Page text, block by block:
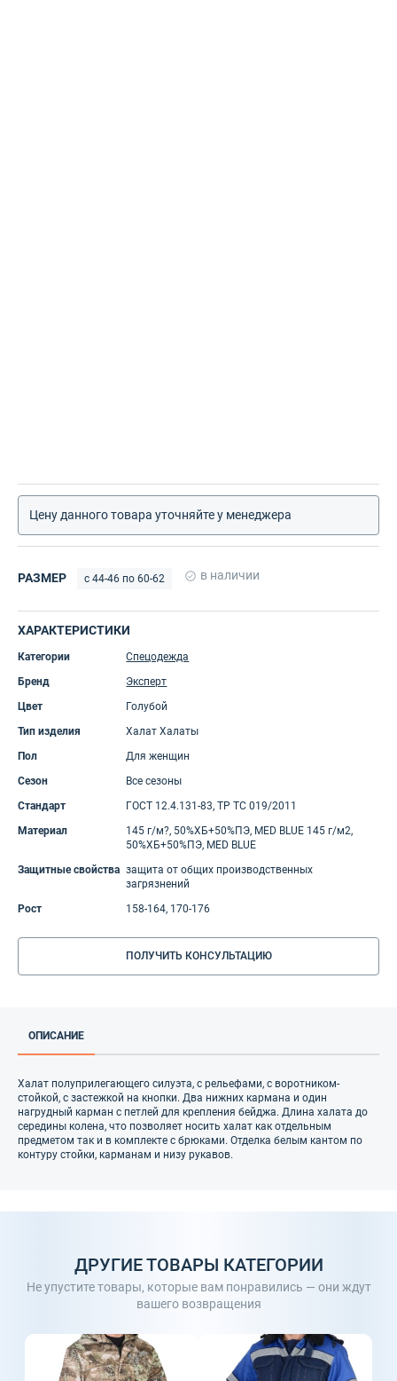
Цену данного товара уточняйте у менеджера
РАЗМЕР с 44-46 по 60-62 в наличии
ХАРАКТЕРИСТИКИ
Категории
Спецодежда
Бренд
Эксперт
Цвет
Голубой
Тип изделия
Халат Халаты
Пол
Для женщин
Сезон
Все сезоны
Стандарт
ГОСТ 12.4.131-83, ТР ТС 019/2011
Материал
145 г/м?, 50%ХБ+50%ПЭ, MED BLUE 145 г/м2,
50%ХБ+50%ПЭ, MED BLUE
Защитные свойства защита от общих производственных
загрязнений
Рост
158-164, 170-176
ПОЛУЧИТЬ КОНСУЛЬТАЦИЮ
ОПИСАНИЕ
Халат полуприлегающего силуэта, с рельефами, с воротником-
стойкой, с застежкой на кнопки. Два нижних кармана и один
нагрудный карман с петлей для крепления бейджа. Длина халата до
середины колена, что позволяет носить халат как отдельным
предметом так и в комплекте с брюками. Отделка белым кантом по
контуру стойки, карманам и низу рукавов.
ДРУГИЕ ТОВАРЫ КАТЕГОРИИ
Не упустите товары, которые вам понравились — они ждут
вашего возвращения